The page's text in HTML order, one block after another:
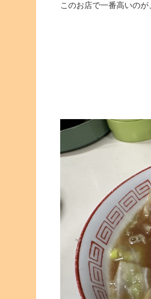
このお店で一番高いのが